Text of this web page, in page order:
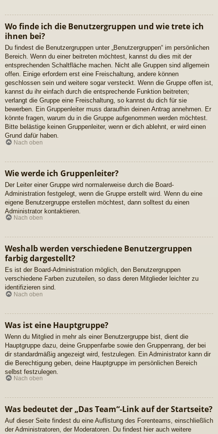
Wo finde ich die Benutzergruppen und wie trete ich
ihnen bei?
Du findest die Benutzergruppen unter „Benutzergruppen“ im persönlichen
Bereich. Wenn du einer beitreten möchtest, kannst du dies mit der
entsprechenden Schaltfläche machen. Nicht alle Gruppen sind allgemein
offen. Einige erfordern erst eine Freischaltung, andere können
geschlossen sein und weitere sogar versteckt. Wenn die Gruppe offen ist,
kannst du ihr einfach durch die entsprechende Funktion beitreten;
verlangt die Gruppe eine Freischaltung, so kannst du dich für sie
bewerben. Ein Gruppenleiter muss daraufhin deinen Antrag annehmen. Er
könnte fragen, warum du in die Gruppe aufgenommen werden möchtest.
Bitte belästige keinen Gruppenleiter, wenn er dich ablehnt, er wird einen
Grund dafür haben.
Nach oben
Wie werde ich Gruppenleiter?
Der Leiter einer Gruppe wird normalerweise durch die Board-
Administration festgelegt, wenn die Gruppe erstellt wird. Wenn du eine
eigene Benutzergruppe erstellen möchtest, dann solltest du einen
Administrator kontaktieren.
Nach oben
Weshalb werden verschiedene Benutzergruppen
farbig dargestellt?
Es ist der Board-Administration möglich, den Benutzergruppen
verschiedene Farben zuzuteilen, so dass deren Mitglieder leichter zu
identifizieren sind.
Nach oben
Was ist eine Hauptgruppe?
Wenn du Mitglied in mehr als einer Benutzergruppe bist, dient die
Hauptgruppe dazu, deine Gruppenfarbe sowie den Gruppenrang, der bei
dir standardmäßig angezeigt wird, festzulegen. Ein Administrator kann dir
die Berechtigung geben, deine Hauptgruppe im persönlichen Bereich
selbst festzulegen.
Nach oben
Was bedeutet der „Das Team“-Link auf der Startseite?
Auf dieser Seite findest du eine Auflistung des Forenteams, einschließlich
der Administratoren, der Moderatoren. Du findest hier auch weitere